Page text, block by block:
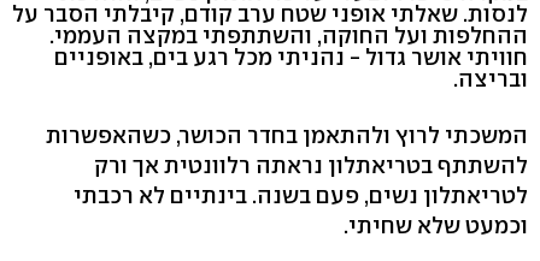
לנסות. שאלתי אופני שטח ערב קודם, קיבלתי הסבר על
ההחלפות ועל החוקה, והשתתפתי במקצה העממי.
חוויתי אושר גדול - נהניתי מכל רגע בים, באופניים
ובריצה.
המשכתי לרוץ ולהתאמן בחדר הכושר, כשהאפשרות
להשתתף בטריאתלון נראתה רלוונטית אך ורק
לטריאתלון נשים, פעם בשנה. בינתיים לא רכבתי
וכמעט שלא שחיתי.